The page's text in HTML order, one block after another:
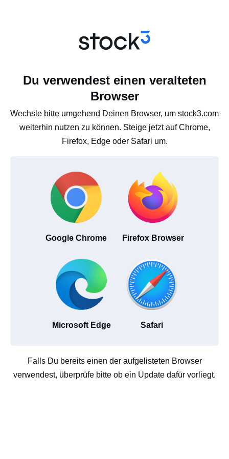
Du verwendest einen veralteten
Browser
Wechsle bitte umgehend Deinen Browser, um stock3.com
weiterhin nutzen zu können. Steige jetzt auf Chrome,
Firefox, Edge oder Safari um.
Google Chrome Firefox Browser
Microsoft Edge Safari
Falls Du bereits einen der aufgelisteten Browser
verwendest, überprüfe bitte ob ein Update dafür vorliegt.